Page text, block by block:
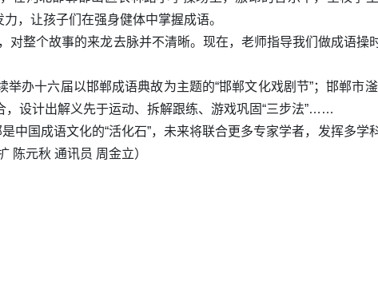
力，让孩子们在强身健体中掌握成语。
对整个故事的来龙去脉并不清晰。现在，老师指导我们做成语操
办十六届以邯郸成语典故为主题的“邯郸文化戏剧节”；邯郸市
设计出解义先于运动、拆解跟练、游戏巩固“三步法”……
中国成语文化的“活化石”，未来将联合更多专家学者，发挥多学
陈元秋 通讯员 周金立）